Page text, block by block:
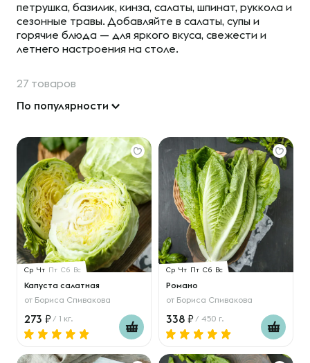
петрушка, базилик, кинза, салаты, шпинат, руккола и
сезонные травы. Добавляйте в салаты, супы и
горячие блюда — для яркого вкуса, свежести и
летнего настроения на столе.
27 товаров
По популярности
Ср Чт Пт Сб Вс
Капуста салатная
от Бориса Спивакова
273 / 1 кг.
Ср Чт Пт Сб Вс
Романо
от Бориса Спивакова
338 / 450 г.